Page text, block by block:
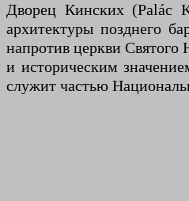
Дворец Кинских (Palác
архитектуры позднего
напротив церкви
и историческим
служит частью